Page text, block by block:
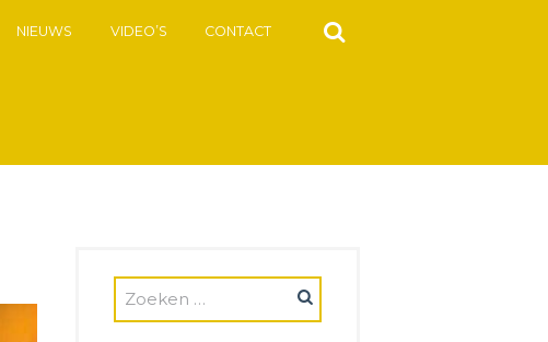
NIEUWS VIDEO’S CONTACT